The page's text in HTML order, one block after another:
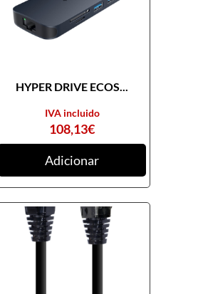
HYPER DRIVE ECOS...
108,13€
IVA incluido
Adicionar